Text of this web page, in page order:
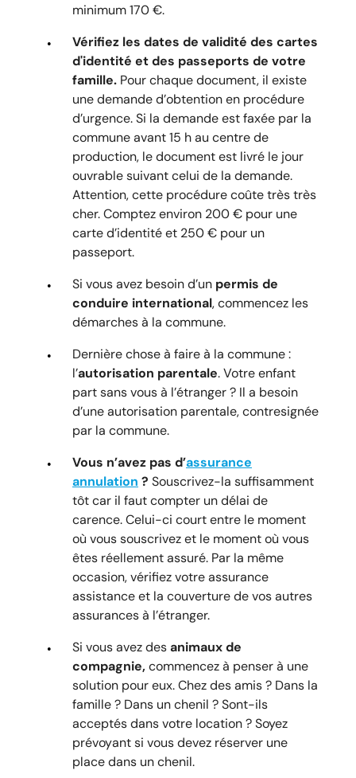
minimum 170 €.
Vérifiez les dates de validité des cartes
d'identité et des passeports de votre
famille. Pour chaque document, il existe
une demande d’obtention en procédure
d’urgence. Si la demande est faxée par la
commune avant 15 h au centre de
production, le document est livré le jour
ouvrable suivant celui de la demande.
Attention, cette procédure coûte très très
cher. Comptez environ 200 € pour une
carte d’identité et 250 € pour un
passeport.
Si vous avez besoin d’un permis de
conduire international, commencez les
démarches à la commune.
Dernière chose à faire à la commune :
l’autorisation parentale. Votre enfant
part sans vous à l’étranger ? Il a besoin
d’une autorisation parentale, contresignée
par la commune.
Vous n’avez pas d’assurance
annulation ? Souscrivez-la suffisamment
tôt car il faut compter un délai de
carence. Celui-ci court entre le moment
où vous souscrivez et le moment où vous
êtes réellement assuré. Par la même
occasion, vérifiez votre assurance
assistance et la couverture de vos autres
assurances à l’étranger.
Si vous avez desanimaux de
compagnie,commencez à penser à une
solution pour eux. Chez des amis ? Dans la
famille ? Dans un chenil ? Sont-ils
acceptés dans votre location ? Soyez
prévoyant si vous devez réserver une
place dans un chenil.